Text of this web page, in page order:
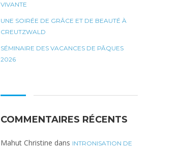
VIVANTE
UNE SOIRÉE DE GRÂCE ET DE BEAUTÉ À
CREUTZWALD
SÉMINAIRE DES VACANCES DE PÂQUES
2026
COMMENTAIRES RÉCENTS
Mahut Christine dans INTRONISATION DE